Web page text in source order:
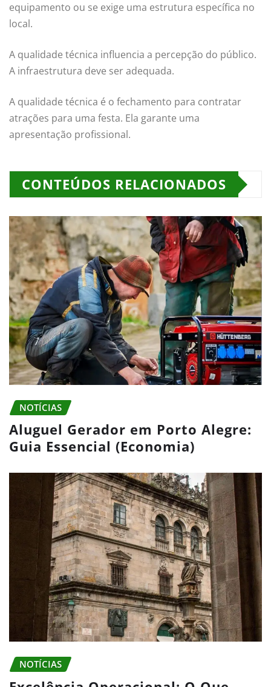
equipamento ou se exige uma estrutura específica no
local.
A qualidade técnica influencia a percepção do público.
A infraestrutura deve ser adequada.
A qualidade técnica é o fechamento para contratar
atrações para uma festa. Ela garante uma
apresentação profissional.
CONTEÚDOS RELACIONADOS
NOTÍCIAS
Aluguel Gerador em Porto Alegre:
Guia Essencial (Economia)
NOTÍCIAS